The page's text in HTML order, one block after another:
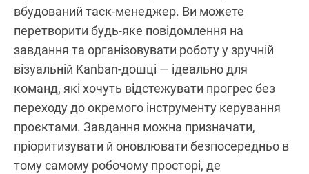
вбудований таск-менеджер. Ви можете
перетворити будь-яке повідомлення на
завдання та організовувати роботу у зручній
візуальній Kanban-дошці — ідеально для
команд, які хочуть відстежувати прогрес без
переходу до окремого інструменту керування
проєктами. Завдання можна призначати,
пріоритизувати й оновлювати безпосередньо в
тому самому робочому просторі, де